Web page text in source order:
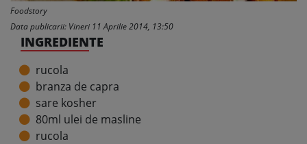
Foodstory
Data publicarii: Vineri 11 Aprilie 2014, 13:50
INGREDIENTE
rucola
branza de capra
sare kosher
80ml ulei de masline
rucola